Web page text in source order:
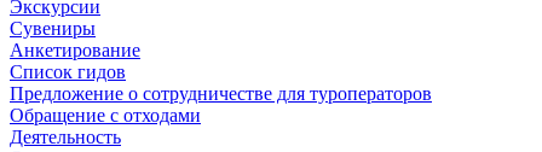
Экскурсии
Сувениры
Анкетирование
Список гидов
Предложение о сотрудничестве для туроператоров
Обращение с отходами
Деятельность